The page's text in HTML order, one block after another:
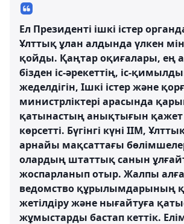
Ел Президенті ішкі істер
Ұлттық ұлан алдында үлкен
қойды. Қаңтар оқиғалары, ең
бізден іс-әрекеттің, іс-
жеделдігін, Ішкі істер және
министрліктері арасында
қатынастың анықтығын қажет
көрсетті. Бүгінгі күні ІІМ,
арнайы мақсаттағы
олардың штаттық санын
жоспарланып отыр. Жалпы
ведомство құрылымдарының
жетілдіру және нығайтуға
жұмыстарды бастап кеттік.